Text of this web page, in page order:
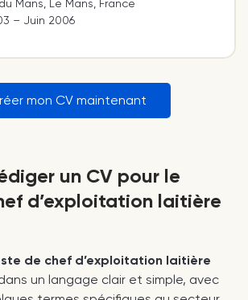
Mans, Le Mans, France
– Juin 2006
mon CV maintenant
un CV pour le
d’exploitation laitière
de chef d’exploitation laitière
un langage clair et simple, avec